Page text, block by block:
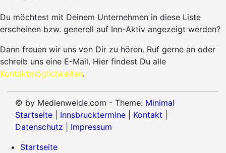
Du möchtest mit Deinem Unternehmen in diese Liste
erscheinen bzw. generell auf Inn-Aktiv angezeigt werden?
Dann freuen wir uns von Dir zu hören. Ruf gerne an oder
schreib uns eine E-Mail. Hier findest Du alle
Kontaktmöglichkeiten.
© by Medienweide.com - Theme: Minimal
Startseite
Innsbrucktermine Kontakt
Datenschutz
Impressum
Startseite